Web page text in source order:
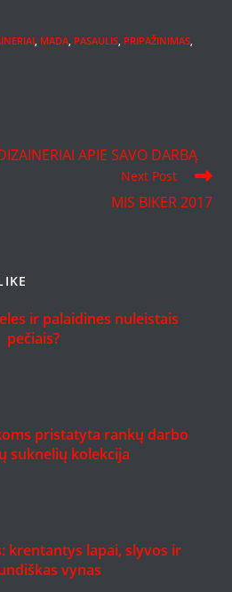
, MADA, PASAULIS, PRIPAŽINIMAS,
APIE SAVO DARBĄ
Next Post
MIS BIKER 2017
ir palaidines nuleistais
pečiais?
pristatyta rankų darbo
suknelių kolekcija
krentantys lapai, slyvos ir
vynas